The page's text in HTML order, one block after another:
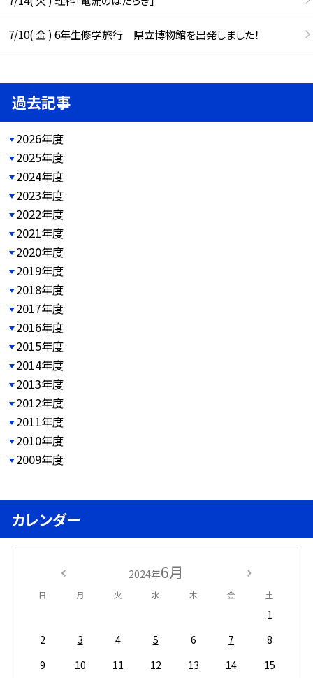
7/10( 金 ) 6年生修学旅行 県立博物館を出発しました！
過去記事
2026年度
2025年度
2024年度
2023年度
2022年度
2021年度
2020年度
2019年度
2018年度
2017年度
2016年度
2015年度
2014年度
2013年度
2012年度
2011年度
2010年度
2009年度
カレンダー
2024年6月
日 月 火 水 木 金 土
1
2
3 4 5 6 7
8
9
10 11 12 13 14
15